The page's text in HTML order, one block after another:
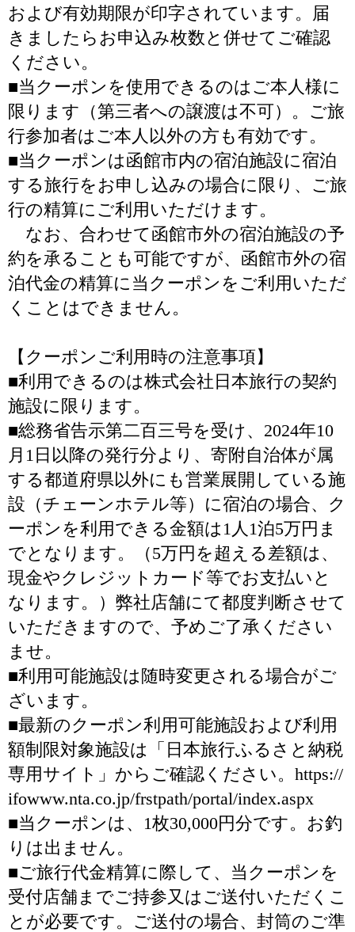
および有効期限が印字されています。届
きましたらお申込み枚数と併せてご確認
ください。
■当クーポンを使用できるのはご本人様に
限ります（第三者への譲渡は不可）。ご旅
行参加者はご本人以外の方も有効です。
■当クーポンは函館市内の宿泊施設に宿泊
する旅行をお申し込みの場合に限り、ご旅
行の精算にご利用いただけます。
なお、合わせて函館市外の宿泊施設の予
約を承ることも可能ですが、函館市外の宿
泊代金の精算に当クーポンをご利用いただ
くことはできません。
【クーポンご利用時の注意事項】
■利用できるのは株式会社日本旅行の契約
施設に限ります。
■総務省告示第二百三号を受け、2024年10
月1日以降の発行分より、寄附自治体が属
する都道府県以外にも営業展開している施
設（チェーンホテル等）に宿泊の場合、ク
ーポンを利用できる金額は1人1泊5万円ま
でとなります。（5万円を超える差額は、
現金やクレジットカード等でお支払いと
なります。）弊社店舗にて都度判断させて
いただきますので、予めご了承ください
ませ。
■利用可能施設は随時変更される場合がご
ざいます。
■最新のクーポン利用可能施設および利用
額制限対象施設は「日本旅行ふるさと納税
専用サイト」からご確認ください。https://
ifowww.nta.co.jp/frstpath/portal/index.aspx
■当クーポンは、1枚30,000円分です。お釣
りは出ません。
■ご旅行代金精算に際して、当クーポンを
受付店舗までご持参又はご送付いただくこ
とが必要です。ご送付の場合、封筒のご準